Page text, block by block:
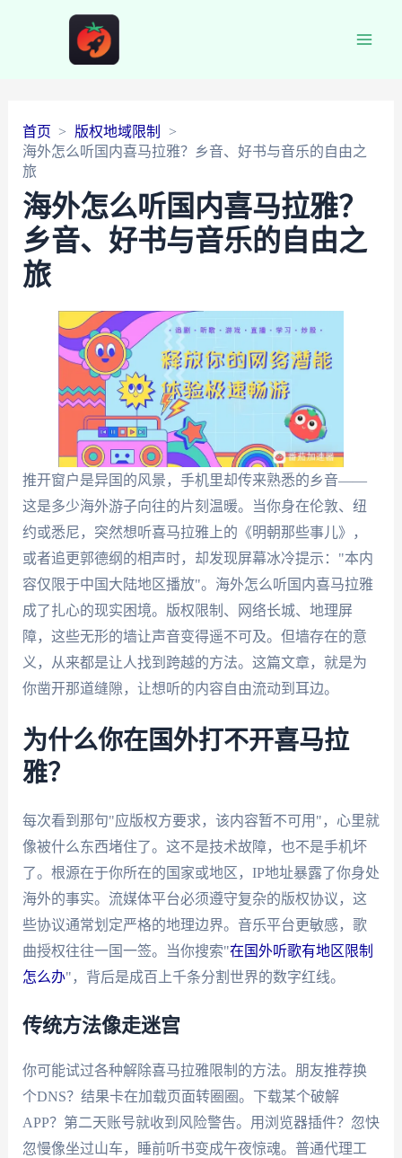
首页
版权地域限制
海外怎么听国内喜马拉雅？乡音、好书与音乐的自由之
旅
海外怎么听国内喜马拉雅？
乡音、好书与音乐的自由之
旅
推开窗户是异国的风景，手机里却传来熟悉的乡音——
这是多少海外游子向往的片刻温暖。当你身在伦敦、纽
约或悉尼，突然想听喜马拉雅上的《明朝那些事儿》，
或者追更郭德纲的相声时，却发现屏幕冰冷提示："本内
容仅限于中国大陆地区播放"。海外怎么听国内喜马拉雅
成了扎心的现实困境。版权限制、网络长城、地理屏
障，这些无形的墙让声音变得遥不可及。但墙存在的意
义，从来都是让人找到跨越的方法。这篇文章，就是为
你凿开那道缝隙，让想听的内容自由流动到耳边。
为什么你在国外打不开喜马拉
雅？
每次看到那句"应版权方要求，该内容暂不可用"，心里就
像被什么东西堵住了。这不是技术故障，也不是手机坏
了。根源在于你所在的国家或地区，IP地址暴露了你身处
海外的事实。流媒体平台必须遵守复杂的版权协议，这
些协议通常划定严格的地理边界。音乐平台更敏感，歌
曲授权往往一国一签。当你搜索"在国外听歌有地区限制
怎么办"，背后是成百上千条分割世界的数字红线。
传统方法像走迷宫
你可能试过各种解除喜马拉雅限制的方法。朋友推荐换
个DNS？结果卡在加载页面转圈圈。下载某个破解
APP？第二天账号就收到风险警告。用浏览器插件？忽快
忽慢像坐过山车，睡前听书变成午夜惊魂。普通代理工